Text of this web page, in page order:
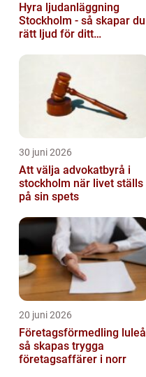
Hyra ljudanläggning
Stockholm - så skapar du
rätt ljud för ditt
30 juni 2026
Att välja advokatbyrå i
stockholm när livet ställs
på sin spets
20 juni 2026
Företagsförmedling luleå
så skapas trygga
företagsaffärer i norr